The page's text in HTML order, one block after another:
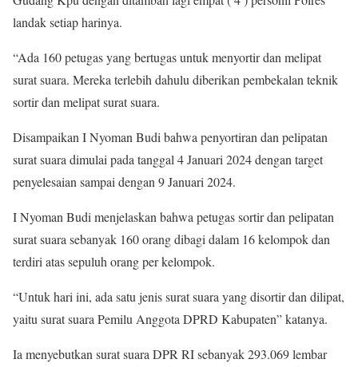
landak setiap harinya.
“Ada 160 petugas yang bertugas untuk menyortir dan melipat
surat suara. Mereka terlebih dahulu diberikan pembekalan teknik
sortir dan melipat surat suara.
Disampaikan I Nyoman Budi bahwa penyortiran dan pelipatan
surat suara dimulai pada tanggal 4 Januari 2024 dengan target
penyelesaian sampai dengan 9 Januari 2024.
I Nyoman Budi menjelaskan bahwa petugas sortir dan pelipatan
surat suara sebanyak 160 orang dibagi dalam 16 kelompok dan
terdiri atas sepuluh orang per kelompok.
“Untuk hari ini, ada satu jenis surat suara yang disortir dan dilipat,
yaitu surat suara Pemilu Anggota DPRD Kabupaten” katanya.
Ia menyebutkan surat suara DPR RI sebanyak 293.069 lembar